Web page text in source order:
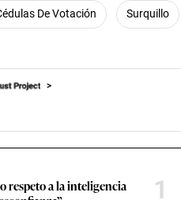
De Votación Surquillo
respeto a la inteligencia
1